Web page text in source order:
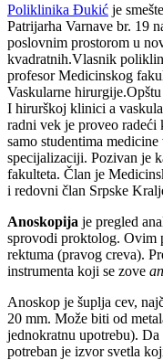
Poliklinika Đukić je
Patrijarha Varnave br. 19
poslovnim prostorom u
kvadratnih.Vlasnik
profesor Medicinskog
Vaskularne
I hirurškoj klinici a
radni vek je proveo radeći
samo studentima
specijalizaciji. Pozivan je
fakulteta. Član je
i redovni član Srpske
Anoskopija je pregled
sprovodi proktolog. Ovim
rektuma (pravog creva).
instrumenta koji se zove
Anoskop je šuplja cev,
20 mm. Može biti od
jednokratnu upotrebu). Da
potreban je izvor svetla